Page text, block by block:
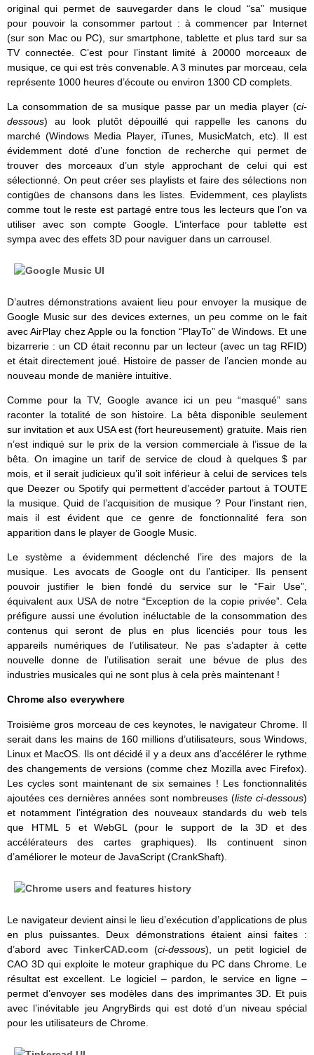
original qui permet de sauvegarder dans le cloud “sa” musique
pour pouvoir la consommer partout : à commencer par Internet
(sur son Mac ou PC), sur smartphone, tablette et plus tard sur sa
TV connectée. C’est pour l’instant limité à 20000 morceaux de
musique, ce qui est très convenable. A 3 minutes par morceau, cela
représente 1000 heures d’écoute ou environ 1300 CD complets.
La consommation de sa musique passe par un media player (ci-
dessous) au look plutôt dépouillé qui rappelle les canons du
marché (Windows Media Player, iTunes, MusicMatch, etc). Il est
évidemment doté d’une fonction de recherche qui permet de
trouver des morceaux d’un style approchant de celui qui est
sélectionné. On peut créer ses playlists et faire des sélections non
contigües de chansons dans les listes. Evidemment, ces playlists
comme tout le reste est partagé entre tous les lecteurs que l’on va
utiliser avec son compte Google. L’interface pour tablette est
sympa avec des effets 3D pour naviguer dans un carrousel.
D’autres démonstrations avaient lieu pour envoyer la musique de
Google Music sur des devices externes, un peu comme on le fait
avec AirPlay chez Apple ou la fonction “PlayTo” de Windows. Et une
bizarrerie : un CD était reconnu par un lecteur (avec un tag RFID)
et était directement joué. Histoire de passer de l’ancien monde au
nouveau monde de manière intuitive.
Comme pour la TV, Google avance ici un peu “masqué” sans
raconter la totalité de son histoire. La bêta disponible seulement
sur invitation et aux USA est (fort heureusement) gratuite. Mais rien
n’est indiqué sur le prix de la version commerciale à l’issue de la
bêta. On imagine un tarif de service de cloud à quelques $ par
mois, et il serait judicieux qu’il soit inférieur à celui de services tels
que Deezer ou Spotify qui permettent d’accéder partout à TOUTE
la musique. Quid de l’acquisition de musique ? Pour l’instant rien,
mais il est évident que ce genre de fonctionnalité fera son
apparition dans le player de Google Music.
Le système a évidemment déclenché l’ire des majors de la
musique. Les avocats de Google ont du l’anticiper. Ils pensent
pouvoir justifier le bien fondé du service sur le “Fair Use”,
équivalent aux USA de notre “Exception de la copie privée”. Cela
préfigure aussi une évolution inéluctable de la consommation des
contenus qui seront de plus en plus licenciés pour tous les
appareils numériques de l’utilisateur. Ne pas s’adapter à cette
nouvelle donne de l’utilisation serait une bévue de plus des
industries musicales qui ne sont plus à cela près maintenant !
Chrome also everywhere
Troisième gros morceau de ces keynotes, le navigateur Chrome. Il
serait dans les mains de 160 millions d’utilisateurs, sous Windows,
Linux et MacOS. Ils ont décidé il y a deux ans d’accélérer le rythme
des changements de versions (comme chez Mozilla avec Firefox).
Les cycles sont maintenant de six semaines ! Les fonctionnalités
ajoutées ces dernières années sont nombreuses (liste ci-dessous)
et notamment l’intégration des nouveaux standards du web tels
que HTML 5 et WebGL (pour le support de la 3D et des
accélérateurs des cartes graphiques). Ils continuent sinon
d’améliorer le moteur de JavaScript (CrankShaft).
Le navigateur devient ainsi le lieu d’exécution d’applications de plus
en plus puissantes. Deux démonstrations étaient ainsi faites :
d’abord avecTinkerCAD.com (ci-dessous), un petit logiciel de
CAO 3D qui exploite le moteur graphique du PC dans Chrome. Le
résultat est excellent. Le logiciel – pardon, le service en ligne –
permet d’envoyer ses modèles dans des imprimantes 3D. Et puis
avec l’inévitable jeu AngryBirds qui est doté d’un niveau spécial
pour les utilisateurs de Chrome.